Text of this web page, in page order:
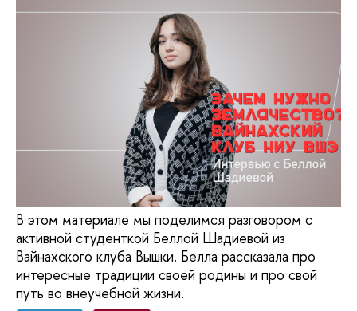
В этом материале мы поделимся разговором с
активной студенткой Беллой Шадиевой из
Вайнахского клуба Вышки. Белла рассказала про
интересные традиции своей родины и про свой
путь во внеучебной жизни.